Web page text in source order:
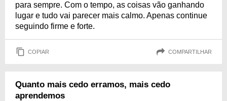
para sempre. Com o tempo, as coisas vão ganhando
lugar e tudo vai parecer mais calmo. Apenas continue
seguindo firme e forte.
COPIAR COMPARTILHAR
Quanto mais cedo erramos, mais cedo
aprendemos